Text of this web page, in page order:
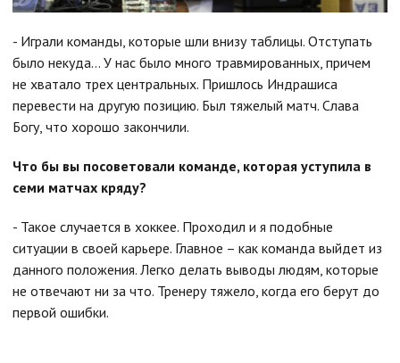
- Играли команды, которые шли внизу таблицы. Отступать
было некуда… У нас было много травмированных, причем
не хватало трех центральных. Пришлось Индрашиса
перевести на другую позицию. Был тяжелый матч. Слава
Богу, что хорошо закончили.
Что бы вы посоветовали команде, которая уступила в
семи матчах кряду?
- Такое случается в хоккее. Проходил и я подобные
ситуации в своей карьере. Главное – как команда выйдет из
данного положения. Легко делать выводы людям, которые
не отвечают ни за что. Тренеру тяжело, когда его берут до
первой ошибки.